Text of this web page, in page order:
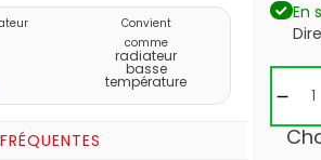
Convient
comme
radiateur
basse
température
En